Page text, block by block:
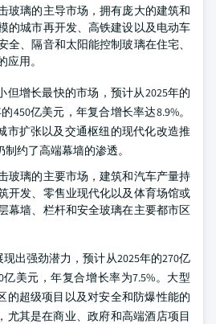
玻璃的主导市场，拥有庞大的建筑和
的城市再开发、高铁建设以及电动车
全、隔音和太阳能控制玻璃在住宅、
用。
但增长最快的市场，预计从2025年的
450亿美元，年复合增长率达8.9%。
市扩张以及交通枢纽的现代化改造推
约了高端幕墙的渗透。
玻璃的主要市场，建筑和汽车产量持
开发、零售业现代化以及体育场馆或
幕墙、栏杆和安全玻璃在主要都市区
出强劲潜力，预计从2025年的270亿
亿美元，年复合增长率为7.5%。大型
的超级项目以及对安全和防爆性能的
尤其是在商业、政府和高端酒店项目